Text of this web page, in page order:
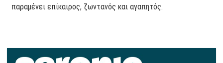
παραμένει επίκαιρος, ζωντανός και αγαπητός.